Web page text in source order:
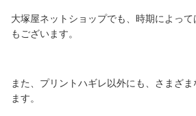
大塚屋ネットショップでも、時期によっ
もございます。
また、プリントハギレ以外にも、さまざ
ます。